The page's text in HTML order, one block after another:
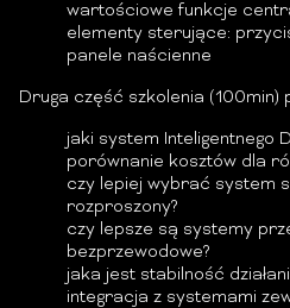
wartościowe funkcje
elementy sterujące:
panele naścienne
Druga część szkolenia (100min)
jaki system Inteligentnego
porównanie kosztów dla
czy lepiej wybrać system
rozproszony?
czy lepsze są systemy
bezprzewodowe?
jaka jest stabilność
integracja z systemami